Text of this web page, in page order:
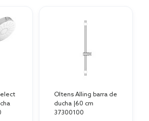
Oltens Alling barra de
ducha |60 cm
37300100